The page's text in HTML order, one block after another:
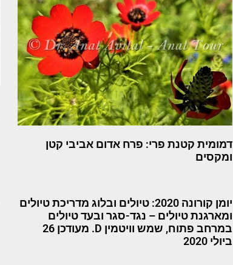
דמומית קטנת פרי: פרח אדום אביבי קטן
ומקסים
יומן קורונה 2020: טיולים ובלוג מדריכת טיולים
ומארגנת טיולים – נגד-סגר ובעד טיולים
במרחב פתוח, שמש וויטמין D. מעודכן 26
ביולי 2020